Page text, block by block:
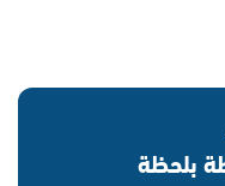
بلحظة